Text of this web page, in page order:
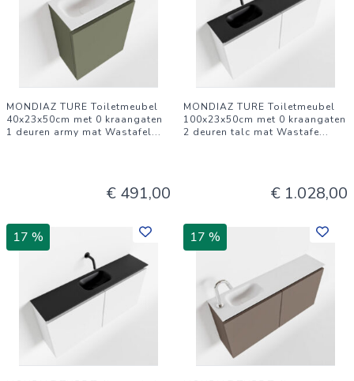
MONDIAZ TURE Toiletmeubel
40x23x50cm met 0 kraangaten
1 deuren army mat Wastafel...
€ 491,00
MONDIAZ TURE Toiletmeubel
100x23x50cm met 0 kraangaten
2 deuren talc mat Wastafe...
€ 1.028,00
17 % 17 %